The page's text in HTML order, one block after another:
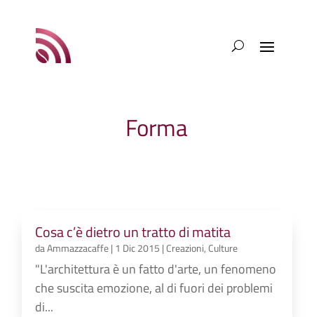
Forma
Cosa c’è dietro un tratto di matita
daAmmazzacaffe| 1 Dic 2015 |Creazioni,Culture
"L'architettura è un fatto d'arte, un fenomeno
che suscita emozione, al di fuori dei problemi
di...